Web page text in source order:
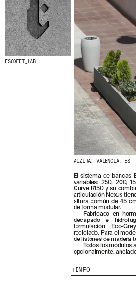
ESCOFET_LAB
ALZIRA, VALENCIA, ES
El sistema de bancas
variables: 250, 200,
Curve R150 y su
articulación Nexus
altura común de 45
de forma modular.
Fabricado en
decapado e
formulación Eco-
reciclado. Para el
de listones de madera
Todos los módulos
opcionalmente,
INFO